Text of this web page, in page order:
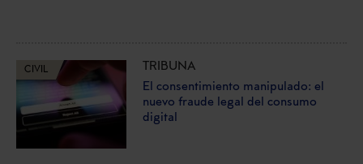
CIVIL
TRIBUNA
El consentimiento manipulado: el
nuevo fraude legal del consumo
digital